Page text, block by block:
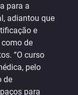
para a
adiantou que
e
de
“O curso
pelo
de
para